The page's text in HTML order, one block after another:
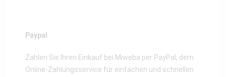
Paypal
Zahlen Sie Ihren Einkauf bei Miweba per PayPal, dem
Online-Zahlungsservice für einfachen und schnellen